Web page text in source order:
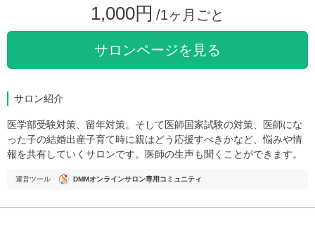
1,000円 /1ヶ月ごと
サロンページを見る
サロン紹介
医学部受験対策、留年対策。そして医師国家試験の対策、医師にな
った子の結婚出産子育て時に親はどう応援すべきかなど、悩みや情
報を共有していくサロンです。医師の生声も聞くことができます。
運営ツール DMMオンラインサロン専用コミュニティ